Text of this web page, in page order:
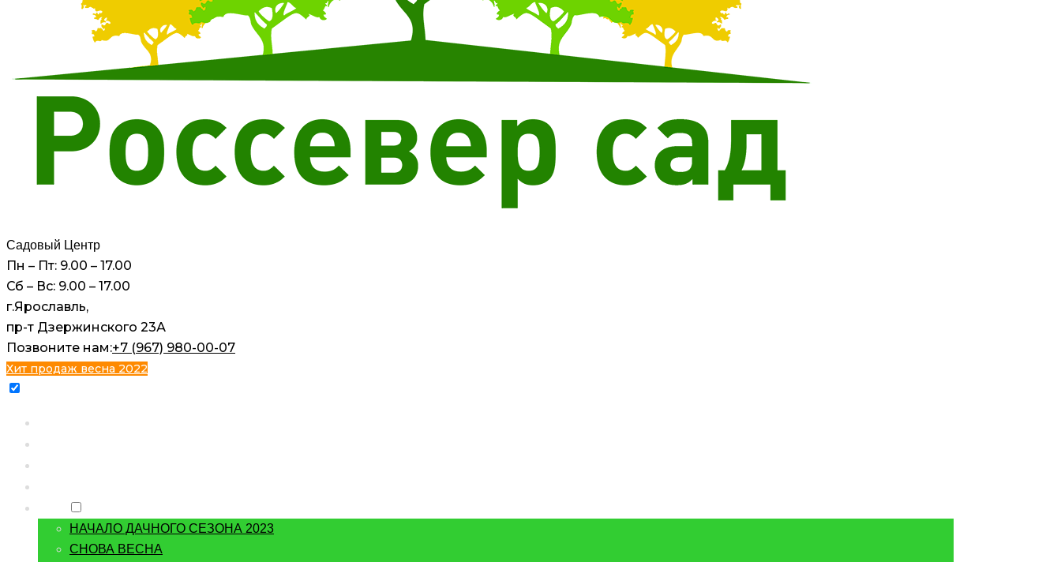
Садовый Центр
Пн – Пт: 9.00 – 17.00
Сб – Вс: 9.00 – 17.00
г.Ярославль,
пр-т Дзержинского 23А
Позвоните нам:+7 (967) 980-00-07
Хит продаж весна 2022
НАЧАЛО ДАЧНОГО СЕЗОНА 2023
СНОВА ВЕСНА